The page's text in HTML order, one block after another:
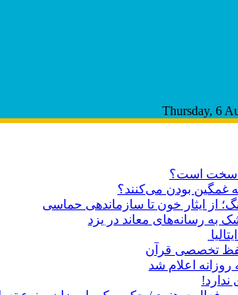
سخت است؟
غمگین بودن می‌کنند؟
از ایثار خون تا سازماندهی حماسی
به رسانه‌های معاند در یزد
حفظ تخصصی قرآن
اعلام شد